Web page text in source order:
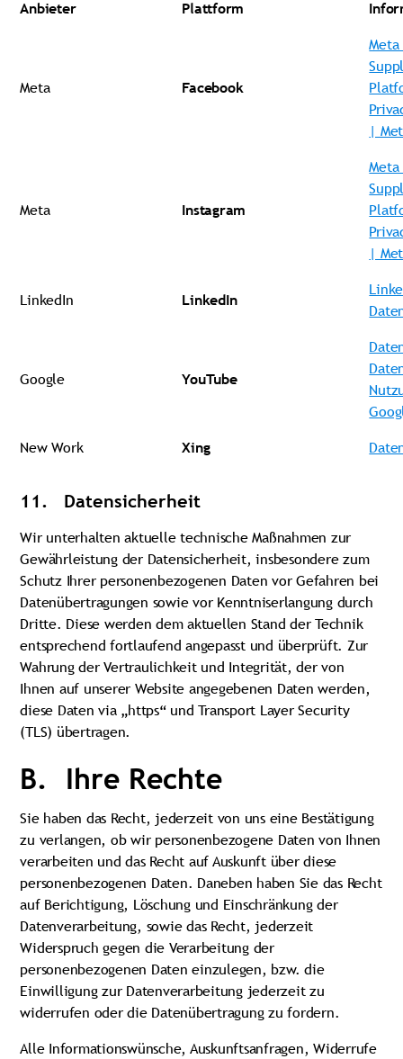
Anbieter Plattform
Meta Facebook
|
Meta Instagram
|
LinkedIn LinkedIn
Google YouTube
New Work
Xing
11. Datensicherheit
Wir unterhalten aktuelle technische Maßnahmen zur
Gewährleistung der Datensicherheit, insbesondere zum
Schutz Ihrer personenbezogenen Daten vor Gefahren bei
Datenübertragungen sowie vor Kenntniserlangung durch
Dritte. Diese werden dem aktuellen Stand der Technik
entsprechend fortlaufend angepasst und überprüft. Zur
Wahrung der Vertraulichkeit und Integrität, der von
Ihnen auf unserer Website angegebenen Daten werden,
diese Daten via „https“ und Transport Layer Security
(TLS) übertragen.
B. Ihre Rechte
Sie haben das Recht, jederzeit von uns eine Bestätigung
zu verlangen, ob wir personenbezogene Daten von Ihnen
verarbeiten und das Recht auf Auskunft über diese
personenbezogenen Daten. Daneben haben Sie das Recht
auf Berichtigung, Löschung und Einschränkung der
Datenverarbeitung, sowie das Recht, jederzeit
Widerspruch gegen die Verarbeitung der
personenbezogenen Daten einzulegen, bzw. die
Einwilligung zur Datenverarbeitung jederzeit zu
widerrufen oder die Datenübertragung zu fordern.
Alle Informationswünsche, Auskunftsanfragen, Widerrufe